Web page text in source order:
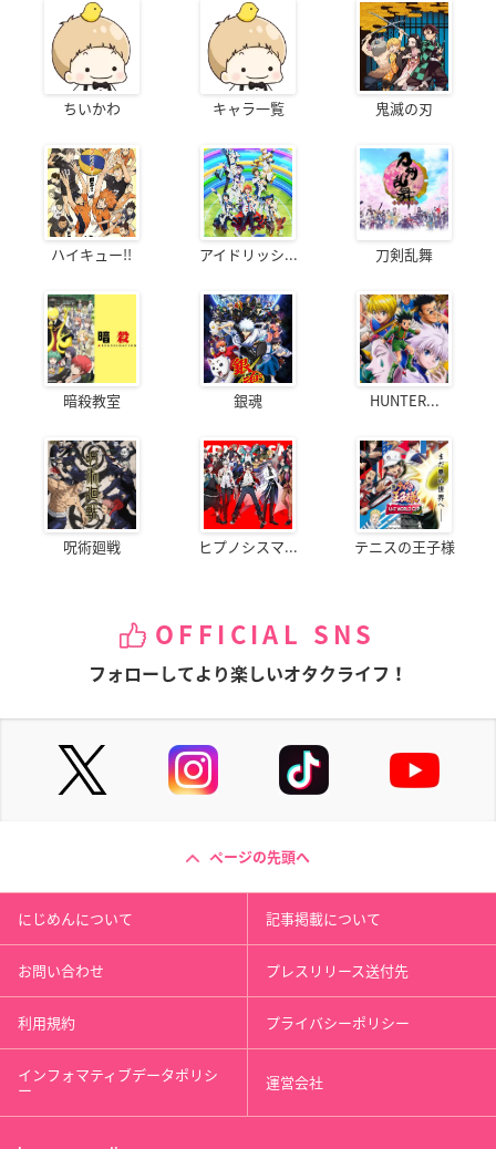
ちいかわ キャラ一覧 鬼滅の刃
ハイキュー!! アイドリッシ... 刀剣乱舞
暗殺教室 銀魂 HUNTER...
呪術廻戦 ヒプノシスマ... テニスの王子様
OFFICIAL SNS
フォローしてより楽しいオタクライフ！
ページの先頭へ
にじめんについて 記事掲載について
お問い合わせ プレスリリース送付先
利用規約 プライバシーポリシー
インフォマティブデータポリシ
ー 運営会社